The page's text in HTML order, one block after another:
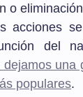
o
acciones
del
dejamos una
populares.